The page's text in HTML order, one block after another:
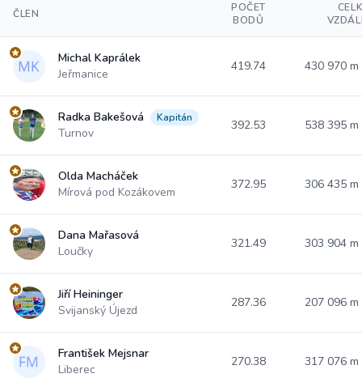
ČLEN
POČET
BODŮ
Michal Kaprálek
Jeřmanice
419.74 430 970 m
Radka Bakešová Kapitán
Turnov
392.53 538 395 m
Olda Macháček
Mírová pod Kozákovem
372.95 306 435 m
Dana Mařasová
Loučky
321.49 303 904 m
Jiří Heininger
Svijanský Újezd
287.36 207 096 m
František Mejsnar
Liberec
270.38 317 076 m